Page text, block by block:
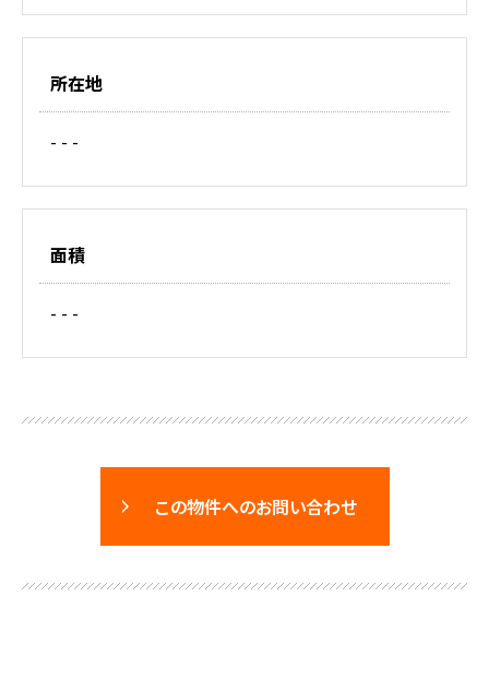
所在地
- - -
面積
- - -
この物件へのお問い合わせ